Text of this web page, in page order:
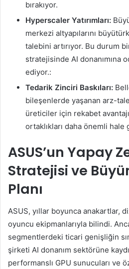
bırakıyor.
Hyperscaler Yatırımları:
merkezi altyapılarını
talebini artırıyor. Bu durum
stratejisinde AI donanımına
ediyor.:
Tedarik Zinciri Baskıları:
bileşenlerde yaşanan arz-
üreticiler için rekabet
ortaklıkları daha önemli hale
ASUS’un Yapay
Stratejisi ve
Planı
ASUS, yıllar boyunca anakartlar,
oyuncu ekipmanlarıyla bilindi.
segmentlerdeki ticari genişliğin
şirketi AI donanım sektörüne
performanslı GPU sunucuları ve